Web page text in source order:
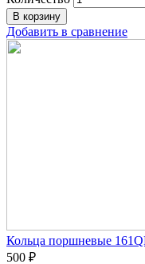
Добавить в сравнение
Кольца поршневые
500 ₽